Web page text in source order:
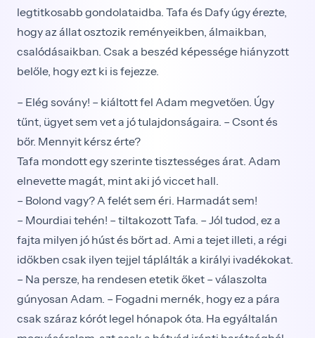
legtitkosabb gondolataidba. Tafa és Dafy úgy érezte,
hogy az állat osztozik reményeikben, álmaikban,
csalódásaikban. Csak a beszéd képessége hiányzott
belőle, hogy ezt ki is fejezze.
– Elég sovány! – kiáltott fel Adam megvetően. Úgy
tűnt, ügyet sem vet a jó tulajdonságaira. – Csont és
bőr. Mennyit kérsz érte?
Tafa mondott egy szerinte tisztességes árat. Adam
elnevette magát, mint aki jó viccet hall.
– Bolond vagy? A felét sem éri. Harmadát sem!
– Mourdiai tehén! – tiltakozott Tafa. – Jól tudod, ez a
fajta milyen jó húst és bőrt ad. Ami a tejet illeti, a régi
időkben csak ilyen tejjel táplálták a királyi ivadékokat.
– Na persze, ha rendesen etetik őket – válaszolta
gúnyosan Adam. – Fogadni mernék, hogy ez a pára
csak száraz kórót legel hónapok óta. Ha egyáltalán